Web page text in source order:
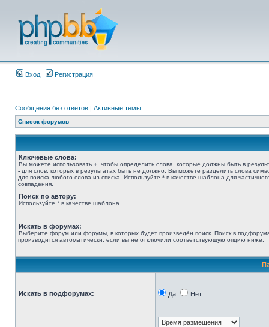
Вход Регистрация
Сообщения без ответов | Активные темы
Список форумов
Ключевые слова:
Вы можете использовать + , чтобы определить слова, которые должны быть в
- для слов, которых в результатах быть не должно. Вы можете разделить слова
для поиска любого слова из списка. Используйте * в качестве шаблона для
совпадения.
Поиск по автору:
Используйте * в качестве шаблона.
Искать в форумах:
Выберите форум или форумы, в которых будет произведён поиск. Поиск в
производится автоматически, если вы не отключили соответствующую опцию ниже.
Искать в подфорумах: Да Нет